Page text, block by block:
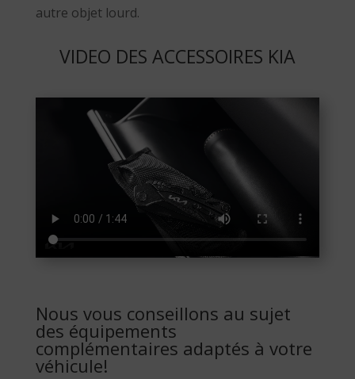
autre objet lourd.
VIDEO DES ACCESSOIRES KIA
Nous vous conseillons au sujet
des équipements
complémentaires adaptés à votre
véhicule!